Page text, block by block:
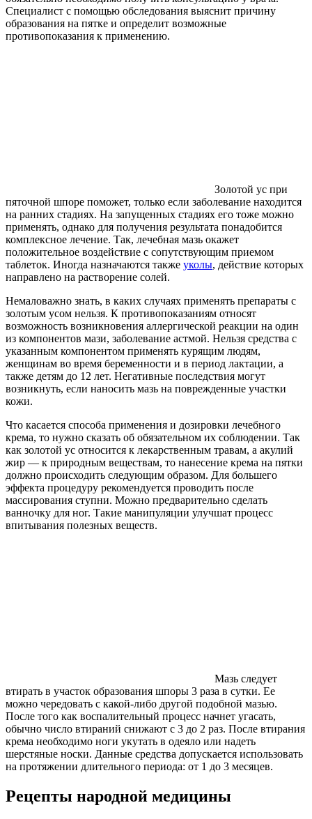
Специалист с помощью обследования выяснит причину
образования на пятке и определит возможные
противопоказания к применению.
Золотой ус при
пяточной шпоре поможет, только если заболевание находится
на ранних стадиях. На запущенных стадиях его тоже можно
применять, однако для получения результата понадобится
комплексное лечение. Так, лечебная мазь окажет
положительное воздействие с сопутствующим приемом
таблеток. Иногда назначаются также уколы, действие которых
направлено на растворение солей.
Немаловажно знать, в каких случаях применять препараты с
золотым усом нельзя. К противопоказаниям относят
возможность возникновения аллергической реакции на один
из компонентов мази, заболевание астмой. Нельзя средства с
указанным компонентом применять курящим людям,
женщинам во время беременности и в период лактации, а
также детям до 12 лет. Негативные последствия могут
возникнуть, если наносить мазь на поврежденные участки
кожи.
Что касается способа применения и дозировки лечебного
крема, то нужно сказать об обязательном их соблюдении. Так
как золотой ус относится к лекарственным травам, а акулий
жир — к природным веществам, то нанесение крема на пятки
должно происходить следующим образом. Для большего
эффекта процедуру рекомендуется проводить после
массирования ступни. Можно предварительно сделать
ванночку для ног. Такие манипуляции улучшат процесс
впитывания полезных веществ.
Мазь следует
втирать в участок образования шпоры 3 раза в сутки. Ее
можно чередовать с какой-либо другой подобной мазью.
После того как воспалительный процесс начнет угасать,
обычно число втираний снижают с 3 до 2 раз. После втирания
крема необходимо ноги укутать в одеяло или надеть
шерстяные носки. Данные средства допускается использовать
на протяжении длительного периода: от 1 до 3 месяцев.
Рецепты народной медицины